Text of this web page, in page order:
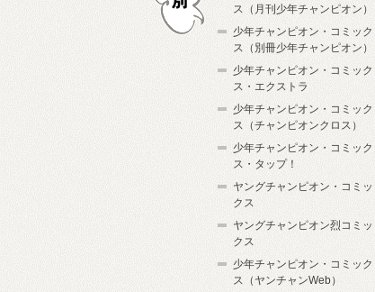
ス（月刊少年チャンピオン）
少年チャンピオン・コミック
ス（別冊少年チャンピオン）
少年チャンピオン・コミック
ス・エクストラ
少年チャンピオン・コミック
ス（チャンピオンクロス）
少年チャンピオン・コミック
ス・タップ！
ヤングチャンピオン・コミッ
クス
ヤングチャンピオン烈コミッ
クス
少年チャンピオン・コミック
ス（ヤンチャンWeb）